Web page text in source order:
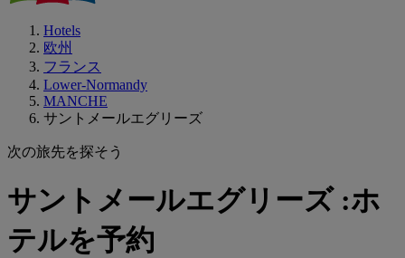
Hotels
欧州
フランス
Lower-Normandy
MANCHE
サントメールエグリーズ
次の旅先を探そう
サントメールエグリーズ :ホ
テルを予約